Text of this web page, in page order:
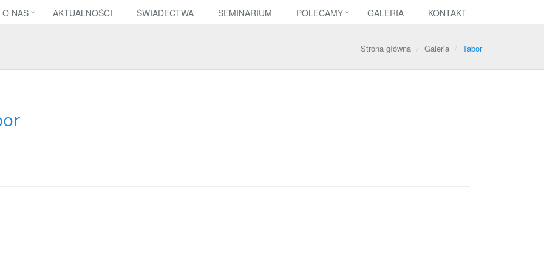
O NAS AKTUALNOŚCI ŚWIADECTWA SEMINARIUM POLECAMY GALERIA KONTAKT
Strona główna Galeria Tabor